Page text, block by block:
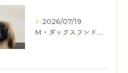
2026/07/19
M・ダックスフンド、ヨークシャーテリア、ペキニーズ、ポメラニアン